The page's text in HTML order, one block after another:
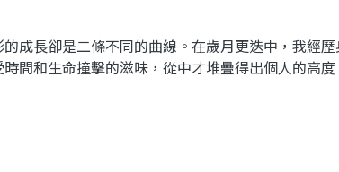
長卻是二條不同的曲線。在歲月更迭中，我經
間和生命撞擊的滋味，從中才堆疊得出個人的高